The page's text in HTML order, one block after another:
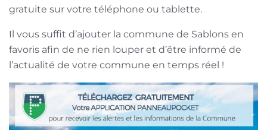
gratuite sur votre téléphone ou tablette.
Il vous suffit d’ajouter la commune de Sablons en
favoris afin de ne rien louper et d’être informé de
l’actualité de votre commune en temps réel !